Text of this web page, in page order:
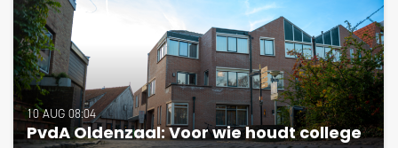
10 AUG 08:04
PvdA Oldenzaal: Voor wie houdt college